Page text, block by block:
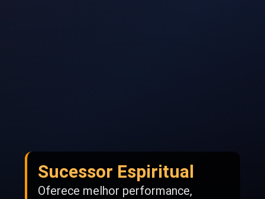
Sucessor Espiritual
Oferece melhor performance,